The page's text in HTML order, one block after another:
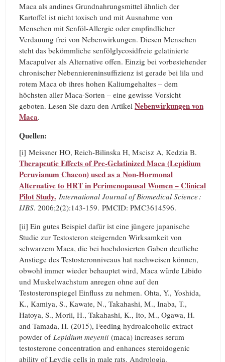
Maca als andines Grundnahrungsmittel ähnlich der
Kartoffel ist nicht toxisch und mit Ausnahme von
Menschen mit Senföl-Allergie oder empfindlicher
Verdauung frei von Nebenwirkungen. Diesen Menschen
steht das bekömmliche senfölglycosidfreie gelatinierte
Macapulver als Alternative offen. Einzig bei vorbestehender
chronischer Nebenniereninsuffizienz ist gerade bei lila und
rotem Maca ob ihres hohen Kaliumgehaltes – dem
höchsten aller Maca-Sorten – eine gewisse Vorsicht
geboten. Lesen Sie dazu den Artikel Nebenwirkungen von
Maca.
Quellen:
[i] Meissner HO, Reich-Bilinska H, Mscisz A, Kedzia B.
Therapeutic Effects of Pre-Gelatinized Maca (Lepidium
Peruvianum Chacon) used as a Non-Hormonal
Alternative to HRT in Perimenopausal Women – Clinical
Pilot Study. International Journal of Biomedical Science :
IJBS. 2006;2(2):143-159. PMCID: PMC3614596.
[ii] Ein gutes Beispiel dafür ist eine jüngere japanische
Studie zur Testosteron steigernden Wirksamkeit von
schwarzem Maca, die bei hochdosierten Gaben deutliche
Anstiege des Testosteronniveaus hat nachweisen können,
obwohl immer wieder behauptet wird, Maca würde Libido
und Muskelwachstum anregen ohne auf den
Testosteronspiegel Einfluss zu nehmen. Ohta, Y., Yoshida,
K., Kamiya, S., Kawate, N., Takahashi, M., Inaba, T.,
Hatoya, S., Morii, H., Takahashi, K., Ito, M., Ogawa, H.
and Tamada, H. (2015), Feeding hydroalcoholic extract
powder of Lepidium meyenii (maca) increases serum
testosterone concentration and enhances steroidogenic
ability of Leydig cells in male rats. Andrologia.